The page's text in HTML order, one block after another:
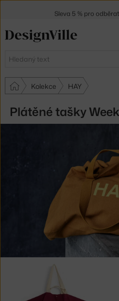
Hledat
Kolekce HAY
Plátěné tašky
Sleva 5 % pro